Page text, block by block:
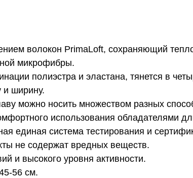
волокон PrimaLoft, сохраняющий
микрофибры.
полиэстра и эластана, тянется в
и ширину.
можно носить множеством разных
использования обладателями
единая система тестирования и
не содержат вредных веществ.
и высокого уровня активности.
56 см.